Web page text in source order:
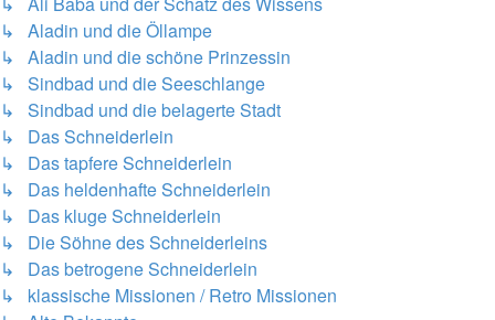
↳ Aladin und die Öllampe
↳ Aladin und die schöne Prinzessin
↳ Sindbad und die Seeschlange
↳ Sindbad und die belagerte Stadt
↳ Das Schneiderlein
↳ Das tapfere Schneiderlein
↳ Das heldenhafte Schneiderlein
↳ Das kluge Schneiderlein
↳ Die Söhne des Schneiderleins
↳ Das betrogene Schneiderlein
↳ klassische Missionen / Retro Missionen